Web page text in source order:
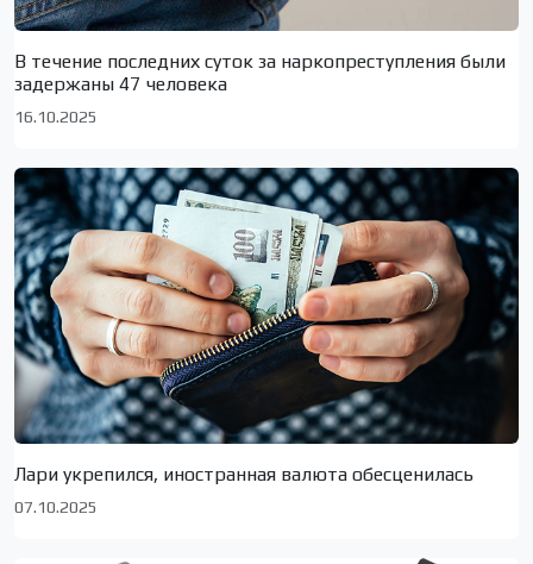
В течение последних суток за наркопреступления были
задержаны 47 человека
16.10.2025
Лари укрепился, иностранная валюта обесценилась
07.10.2025